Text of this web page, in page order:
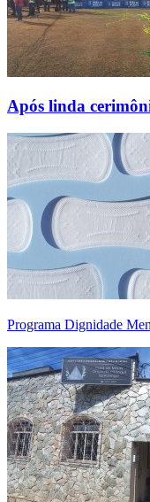
Após linda
Programa Dignidade